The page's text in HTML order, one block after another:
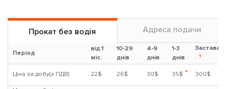
Прокат без водія Адреса подачи
Період
від 1
міс.
10-29
днів
4-9
днів
1-3
днів
Застава
?
Ціна за добу(з ПДВ) 22$ 26$ 30$ 35$ * 300$